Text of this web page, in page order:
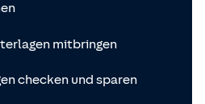
mitbringen
checken und sparen